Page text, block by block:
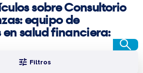
sobre Consultorio
equipo de
en salud financiera:
Filtros